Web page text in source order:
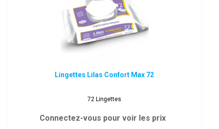
Lingettes Lilas Confort Max 72
72 Lingettes
Connectez-vous pour voir les prix